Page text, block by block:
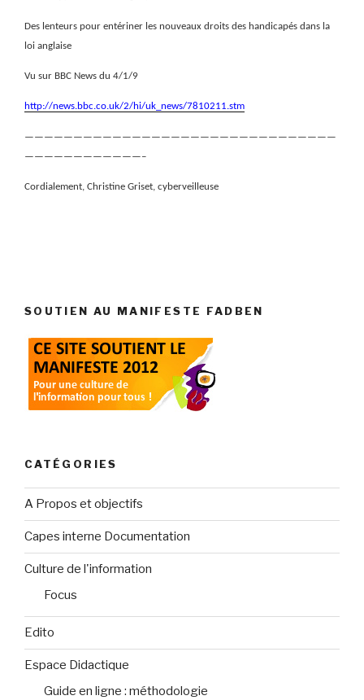
Des lenteurs pour entériner les nouveaux droits des handicapés dans la
loi anglaise
Vu sur BBC News du 4/1/9
http://news.bbc.co.uk/2/hi/uk_news/7810211.stm
————————————————————————————————
————————————–
Cordialement, Christine Griset, cyberveilleuse
SOUTIEN AU MANIFESTE FADBEN
CATÉGORIES
A Propos et objectifs
Capes interne Documentation
Culture de l'information
Focus
Edito
Espace Didactique
Guide en ligne : méthodologie